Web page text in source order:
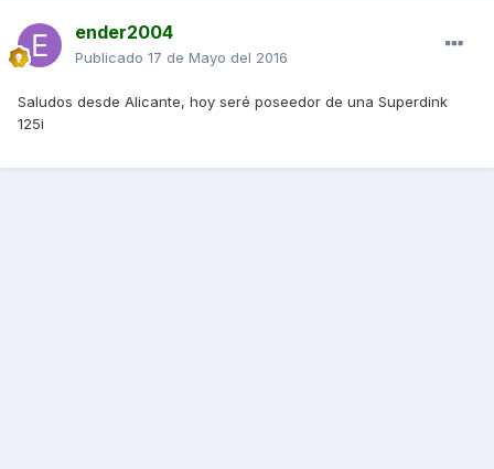
ender2004
Publicado 17 de Mayo del 2016
Saludos desde Alicante, hoy seré poseedor de una Superdink
125i